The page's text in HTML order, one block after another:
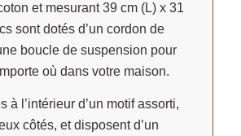
et mesurant 39 cm (L) x 31
sont dotés d’un cordon de
boucle de suspension pour
où dans votre maison.
à l’intérieur d’un motif assorti,
côtés, et disposent d’un